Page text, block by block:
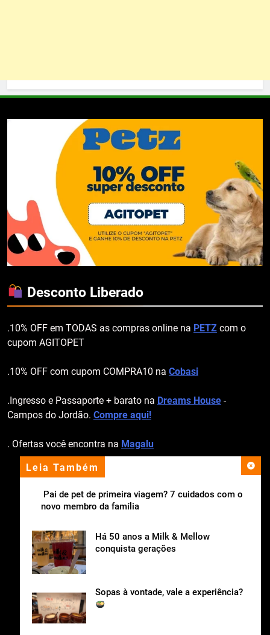
Leia Também
Pai de pet de primeira viagem? 7 cuidados com o
novo membro da família
Há 50 anos a Milk & Mellow
conquista gerações
Sopas à vontade, vale a experiência?
Desconto Liberado
.10% OFF em TODAS as compras online na PETZ com o
cupom AGITOPET
.10% OFF com cupom COMPRA10 na Cobasi
.Ingresso e Passaporte + barato na Dreams House -
Campos do Jordão. Compre aqui!
. Ofertas você encontra na Magalu
apoio institucional